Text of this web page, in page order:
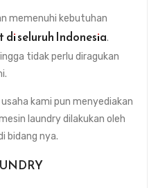
memenuhi kebutuhan
di seluruh Indonesia.
tidak perlu diragukan
kami pun menyediakan
laundry dilakukan oleh
bidang nya.